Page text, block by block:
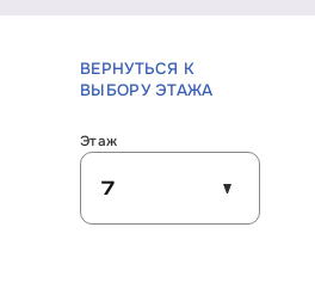
ВЕРНУТЬСЯ К
ВЫБОРУ ЭТАЖА
Этаж
7